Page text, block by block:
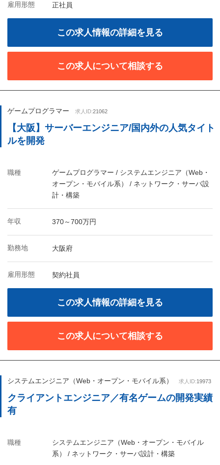
雇用形態 正社員
この求人情報の詳細を見る
この求人について相談する
ゲームプログラマー 求人ID:21062
【大阪】サーバーエンジニア/国内外の人気タイト
ルを開発
職種
ゲームプログラマー / システムエンジニア（Web・
オープン・モバイル系） / ネットワーク・サーバ設
計・構築
年収 370～700万円
勤務地 大阪府
雇用形態 契約社員
この求人情報の詳細を見る
この求人について相談する
システムエンジニア（Web・オープン・モバイル系） 求人ID:19973
クライアントエンジニア／有名ゲームの開発実績
有
職種
システムエンジニア（Web・オープン・モバイル
系） / ネットワーク・サーバ設計・構築